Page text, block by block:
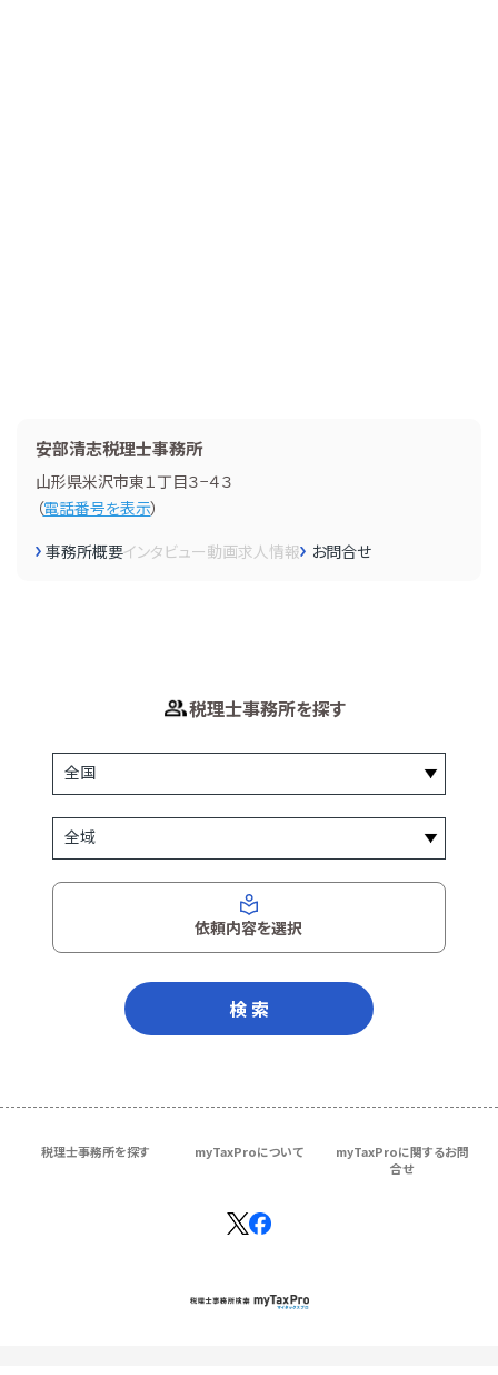
安部清志税理士事務所
山形県米沢市東１丁目３−４３
（電話番号を表示）
事務所概要インタビュー動画求人情報 お問合せ
税理士事務所を探す
依頼内容を選択
検 索
税理士事務所を探す myTaxProについて
myTaxProに関するお問
合せ